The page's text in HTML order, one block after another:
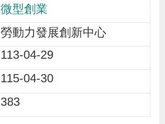
微型創業
勞動力發展創新中心
113-04-29
115-04-30
383